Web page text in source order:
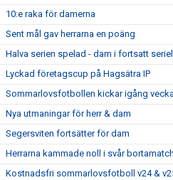
10:e raka för damerna
Sent mål gav herrarna en poäng
Halva serien spelad - dam i fortsatt
Lyckad företagscup på Hagsätra IP
Sommarlovsfotbollen kickar igång
Nya utmaningar för herr & dam
Segersviten fortsätter för dam
Herrarna kammade noll i svår bortamatch
Kostnadsfri sommarlovsfotboll v24 &